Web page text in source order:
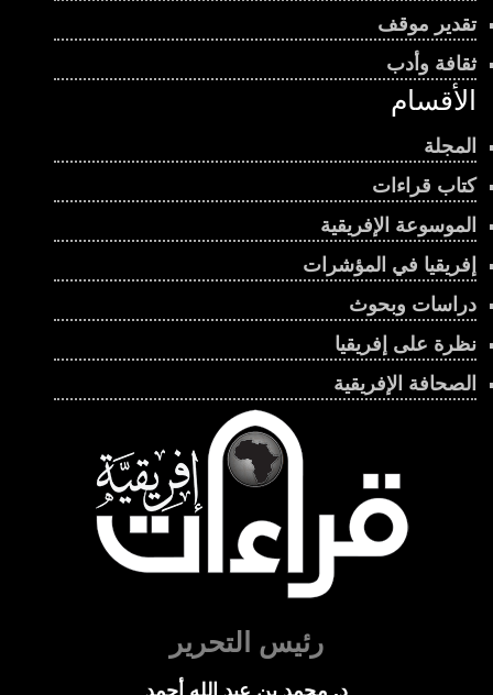
تقدير موقف
ثقافة وأدب
الأقسام
المجلة
كتاب قراءات
الموسوعة الإفريقية
إفريقيا في المؤشرات
دراسات وبحوث
نظرة على إفريقيا
الصحافة الإفريقية
رئيس التحرير